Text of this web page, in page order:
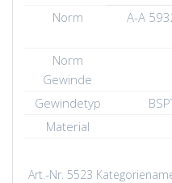
Norm
A-A
Norm
Gewinde
Gewindetyp
Material
Art.-Nr. 5523